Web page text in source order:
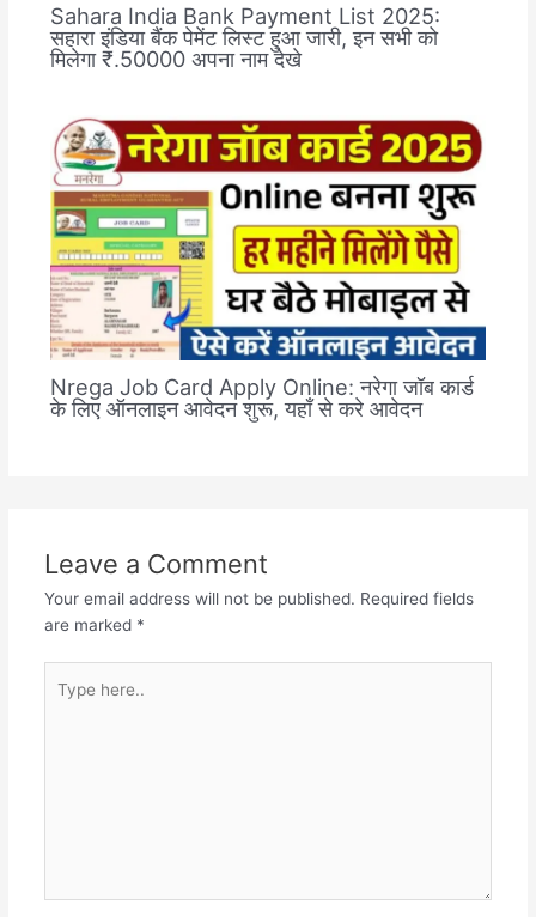
Sahara India Bank Payment List 2025:
सहारा इंडिया बैंक पेमेंट लिस्ट हुआ जारी, इन सभी को
मिलेगा ₹.50000 अपना नाम देखे
Nrega Job Card Apply Online: नरेगा जॉब कार्ड
के लिए ऑनलाइन आवेदन शुरू, यहाँ से करे आवेदन
Leave a Comment
Your email address will not be published. Required fields
are marked *
here..